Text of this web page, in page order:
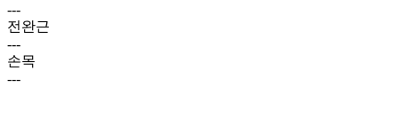
---
전완근
---
손목
---